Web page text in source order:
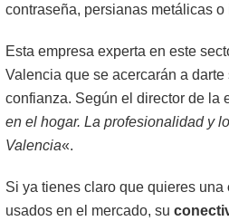
contraseña, persianas metálicas
Esta empresa experta en este
Valencia que se acercarán a
confianza. Según el director de la
en el hogar. La profesionalidad y
Valencia«.
Si ya tienes claro que quieres una
usados en el mercado, su